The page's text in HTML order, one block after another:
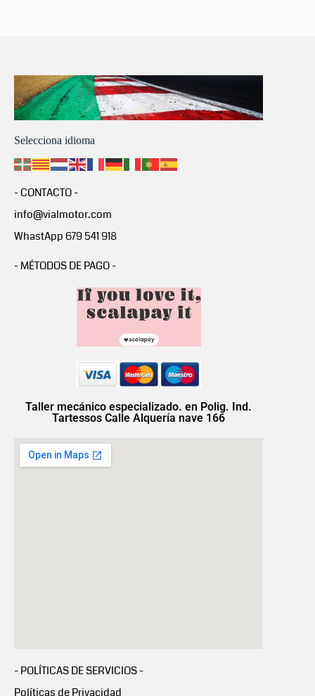
Selecciona idioma
- CONTACTO -
info@vialmotor.com
WhastApp 679 541 918
- MÉTODOS DE PAGO -
Taller mecánico especializado. en Polig. Ind.
Tartessos Calle Alquería nave 166
- POLÍTICAS DE SERVICIOS -
Políticas de Privacidad